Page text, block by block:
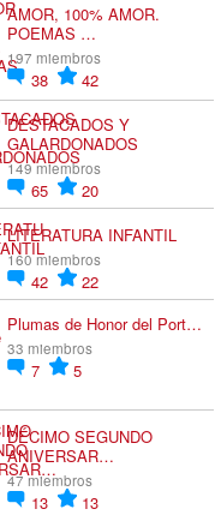
AMOR, 100% AMOR.
POEMAS …
197 miembros
38
42
DESTACADOS Y
GALARDONADOS
149 miembros
65
20
LITERATURA INFANTIL
160 miembros
42
22
Plumas de Honor del Port…
33 miembros
7 5
DÉCIMO SEGUNDO
ANIVERSAR…
47 miembros
13
13